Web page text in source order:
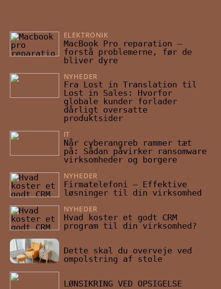
ELEKTRONIK
MacBook Pro reparation –
forstå problemerne, før de
bliver dyre
NYHEDER
Fra Lost in Translation til
Lost in Sales: Hvorfor
globale kunder forlader
dårligt oversatte
produktsider
IT
Når cyberangreb rammer tæt
på: Sådan påvirker ransomware
virksomheder og borgere
NYHEDER
Firmatelefoni – Effektive
løsninger til din virksomhed
NYHEDER
Hvad koster et godt CRM
program til din virksomhed?
Dette skal du overveje ved
ompolstring af stole
LØNSIKRING VED OPSIGELSE